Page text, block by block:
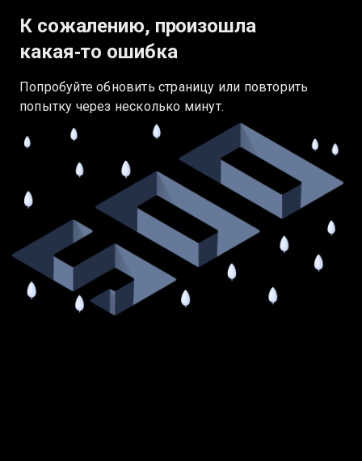
К сожалению, произошла
какая‑то ошибка
Попробуйте обновить страницу или повторить
попытку через несколько минут.